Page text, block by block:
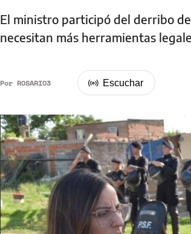
El ministro participó del derribo
necesitan más herramientas
Por ROSARIO3